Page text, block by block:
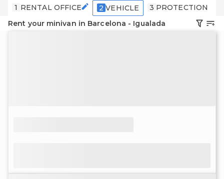
1 RENTAL OFFICE 2 VEHICLE 3 PROTECTION
Rent your minivan in Barcelona - Igualada